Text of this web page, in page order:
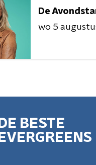
De
wo 5
DE BESTE
EVERGREENS